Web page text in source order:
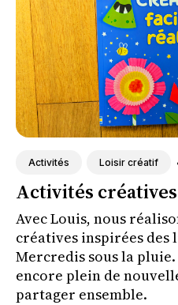
Activités Loisir créatif
Activités
Avec Louis, nous
créatives inspirées
Mercredis sous la
encore plein de
partager ensemble.